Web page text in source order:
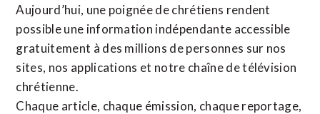
Aujourd’hui, une poignée de chrétiens rendent
possible une information indépendante accessible
gratuitement à des millions de personnes sur nos
sites, nos applications et notre chaîne de télévision
chrétienne.
Chaque article, chaque émission, chaque reportage,